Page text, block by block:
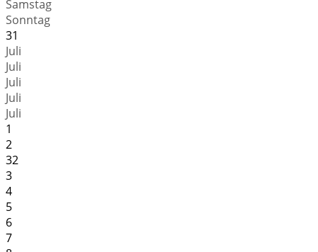
Samstag
Sonntag
31
Juli
Juli
Juli
Juli
Juli
1
2
32
3
4
5
6
7